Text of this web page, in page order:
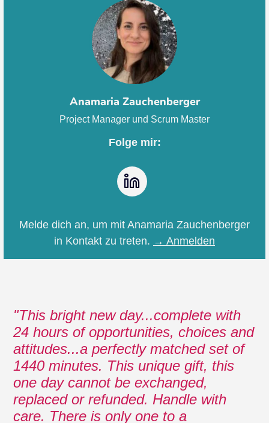
Anamaria Zauchenberger
Project Manager und Scrum Master
Folge mir:
Melde dich an, um mit Anamaria Zauchenberger
in Kontakt zu treten. → Anmelden
This bright new day...complete with
24 hours of opportunities, choices and
attitudes...a perfectly matched set of
1440 minutes. This unique gift, this
one day cannot be exchanged,
replaced or refunded. Handle with
care. There is only one to a